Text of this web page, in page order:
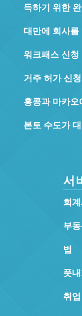
득하기 위한
대만에 회사
워크패스 신청
거주 허가 신청
홍콩과 마카
본토 수도가
서
회
부
법
풋
취